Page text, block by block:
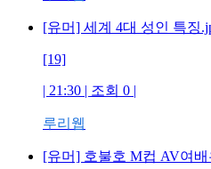
[유머] 세계 4대 성인 특징
[19]
| 21:30 | 조회 0 |
루리웹
[유머] 호불호 M컵 AV여배